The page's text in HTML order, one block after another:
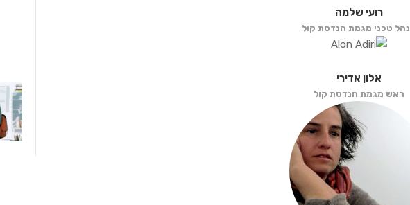
רועי שלמה
טכני מגמת הנדסת קול
אלון אדירי
ראש מגמת הנדסת קול